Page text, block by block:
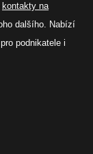
kontakty na
dalšího. Nabízí
pro podnikatele i